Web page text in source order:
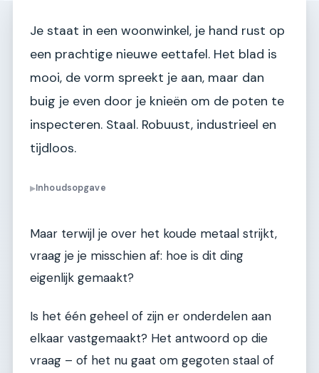
Je staat in een woonwinkel, je hand rust op
een prachtige nieuwe eettafel. Het blad is
mooi, de vorm spreekt je aan, maar dan
buig je even door je knieën om de poten te
inspecteren. Staal. Robuust, industrieel en
tijdloos.
▶Inhoudsopgave
Maar terwijl je over het koude metaal strijkt,
vraag je je misschien af: hoe is dit ding
eigenlijk gemaakt?
Is het één geheel of zijn er onderdelen aan
elkaar vastgemaakt? Het antwoord op die
vraag – of het nu gaat om gegoten staal of